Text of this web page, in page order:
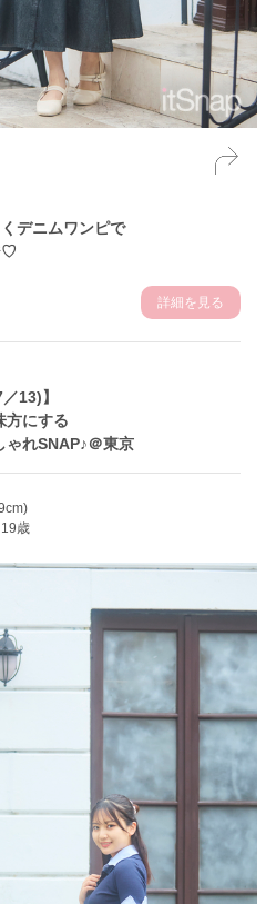
デニムワンピで
♡
詳細を見る
13)】
方にする
ゃれSNAP♪＠東京
歳